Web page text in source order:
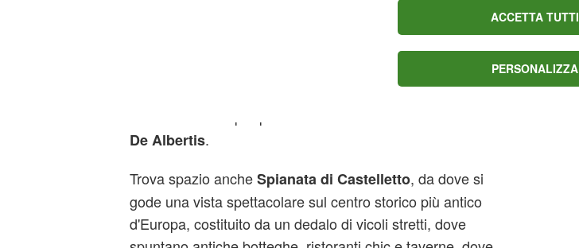
curiosa topografia ", con la costa e
le montagne alle spalle, con i suoi sali e scendi, le dozzine
di funicolari e ascensori, come quello di Montegalletto, che
ha la sua unicità nel fatto di procedere prima
De Albertis.
Trova spazio ancheSpianata di Castelletto, da dove si
gode una vista spettacolare sul centro storico più antico
d'Europa, costituito da un dedalo di vicoli stretti, dove
ACCETTA TUTTI
PERSONALIZZA